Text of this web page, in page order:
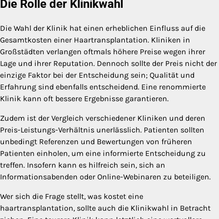
Die Rolle der Klinikwahl
Die Wahl der Klinik hat einen erheblichen Einfluss auf die
Gesamtkosten einer Haartransplantation. Kliniken in
Großstädten verlangen oftmals höhere Preise wegen ihrer
Lage und ihrer Reputation. Dennoch sollte der Preis nicht der
einzige Faktor bei der Entscheidung sein; Qualität und
Erfahrung sind ebenfalls entscheidend. Eine renommierte
Klinik kann oft bessere Ergebnisse garantieren.
Zudem ist der Vergleich verschiedener Kliniken und deren
Preis-Leistungs-Verhältnis unerlässlich. Patienten sollten
unbedingt Referenzen und Bewertungen von früheren
Patienten einholen, um eine informierte Entscheidung zu
treffen. Insofern kann es hilfreich sein, sich an
Informationsabenden oder Online-Webinaren zu beteiligen.
Wer sich die Frage stellt, was kostet eine
haartransplantation, sollte auch die Klinikwahl in Betracht